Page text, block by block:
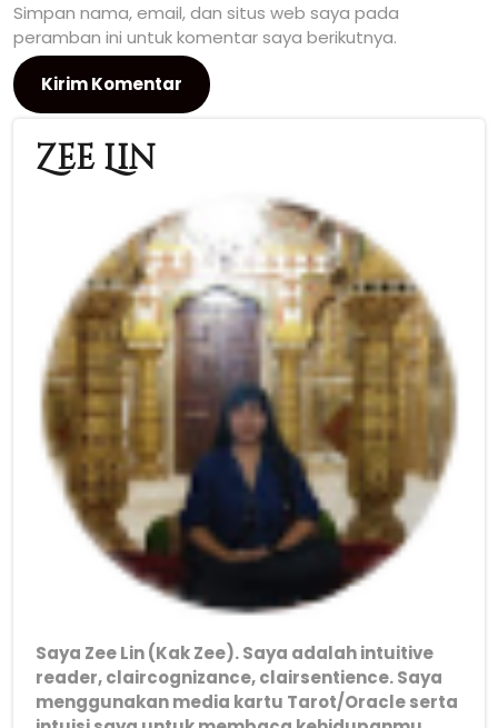
Simpan nama, email, dan situs web saya pada
peramban ini untuk komentar saya berikutnya.
Zee Lin
Saya Zee Lin (Kak Zee). Saya adalah intuitive
reader, claircognizance, clairsentience. Saya
menggunakan media kartu Tarot/Oracle serta